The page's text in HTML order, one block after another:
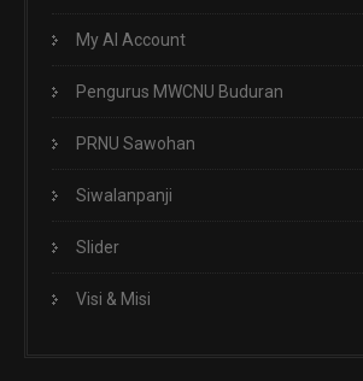
My AI Account
Pengurus MWCNU Buduran
PRNU Sawohan
Siwalanpanji
Slider
Visi & Misi